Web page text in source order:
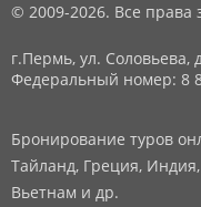
© 2009-2026. Все
г.Пермь, ул. Соловьева,
Федеральный номер: 8
Бронирование туров
Тайланд, Греция,
Вьетнам и др.